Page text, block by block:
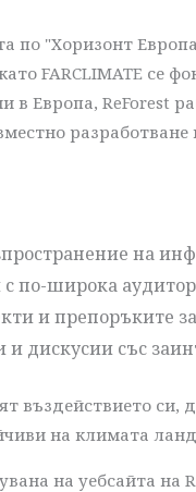
"Хоризонт
FARCLIMATE се
Европа, ReForest
на
с по-широка
и препоръките
дискусии със
въздействието си,
на климата
на уебсайта на